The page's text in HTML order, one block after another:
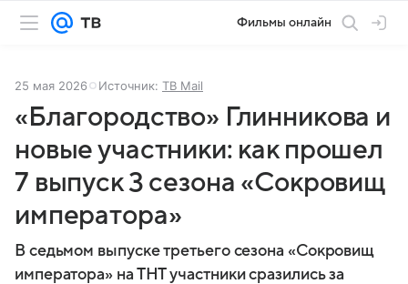
Фильмы онлайн
25 мая 2026 Источник: ТВ Mail
«Благородство» Глинникова и
новые участники: как прошел
7 выпуск 3 сезона «Сокровищ
императора»
В седьмом выпуске третьего сезона «Сокровищ
императора» на ТНТ участники сразились за